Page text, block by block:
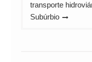
transporte
Subúrbio